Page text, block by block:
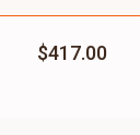
$417.00